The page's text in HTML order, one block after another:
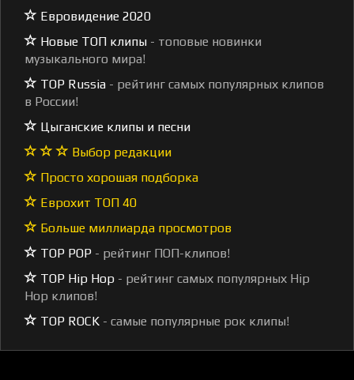
Евровидение 2020
Новые ТОП клипы - топовые новинки
музыкального мира!
TOP Russia - рейтинг самых популярных клипов
в России!
Цыганские клипы и песни
Выбор редакции
Просто хорошая подборка
Еврохит ТОП 40
Больше миллиарда просмотров
TOP POP - рейтинг ПОП-клипов!
TOP Hip Hop - рейтинг самых популярных Hip
Hop клипов!
TOP ROCK - самые популярные рок клипы!